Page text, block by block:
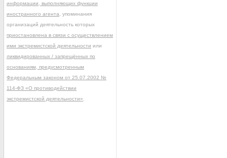
информации, выполняющих функции
иностранного агента , упоминания
организаций деятельность которых
приостановлена в связи с осуществлением
ими экстремистской деятельности или
ликвидированных / запрещённых по
основаниям, предусмотренным
Федеральным законом от 25.07.2002 №
114-ФЗ «О противодействии
экстремистской деятельности»